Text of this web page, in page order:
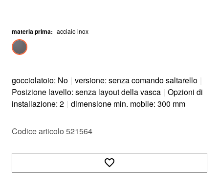
materia prima: acciaio inox
gocciolatoio: No | versione: senza comando saltarello |
Posizione lavello: senza layout della vasca | Opzioni di
installazione: 2 | dimensione min. mobile: 300 mm
Codice articolo 521564